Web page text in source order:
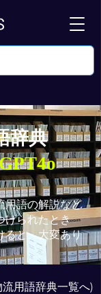
辞典
用語の解説など
けられたとき
ると、大変あり
流用語辞典一覧へ)